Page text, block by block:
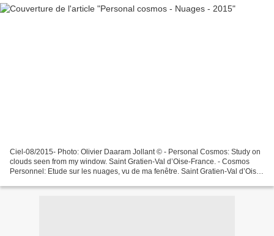
Ciel-08/2015- Photo: Olivier Daaram Jollant © - Personal Cosmos: Study on
clouds seen from my window. Saint Gratien-Val d’Oise-France. - Cosmos
Personnel: Etude sur les nuages, vu de ma fenêtre. Saint Gratien-Val d’Oise-